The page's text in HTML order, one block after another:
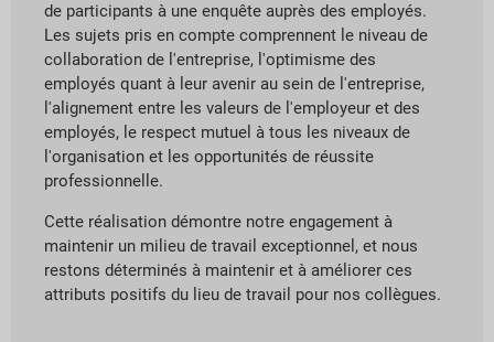
de participants à une enquête auprès des employés.
Les sujets pris en compte comprennent le niveau de
collaboration de l'entreprise, l'optimisme des
employés quant à leur avenir au sein de l'entreprise,
l'alignement entre les valeurs de l'employeur et des
employés, le respect mutuel à tous les niveaux de
l'organisation et les opportunités de réussite
professionnelle.
Cette réalisation démontre notre engagement à
maintenir un milieu de travail exceptionnel, et nous
restons déterminés à maintenir et à améliorer ces
attributs positifs du lieu de travail pour nos collègues.